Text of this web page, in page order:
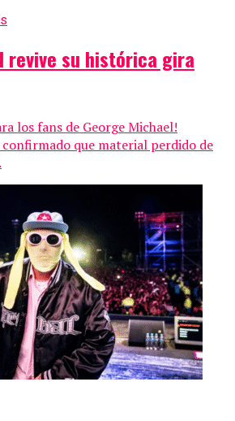
revive su histórica gira
los fans de George Michael!
que material perdido de